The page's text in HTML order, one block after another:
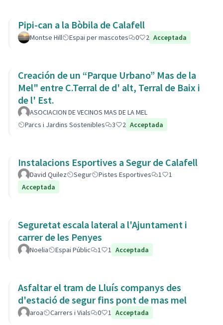
Pipi-can a la Bòbila de Calafell
Montse Hill Espai per mascotes 0 2 Acceptada
Creación de un “Parque Urbano” Mas de la
Mel" entre C.Terral de d' alt, Terral de Baix i
de l' Est.
ASOCIACION DE VECINOS MAS DE LA MEL
Parcs i Jardins Sostenibles
3 2 Acceptada
Instalacions Esportives a Segur de Calafell
David Quilez Segur Pistes Esportives 1
1
Acceptada
Seguretat escala lateral a l'Ajuntament i
carrer de les Penyes
Noelia Espai Públic 1 1 Acceptada
Asfaltar el tram de Lluís companys des
d'estació de segur fins pont de mas mel
aroa Carrers i Vials 0 1 Acceptada